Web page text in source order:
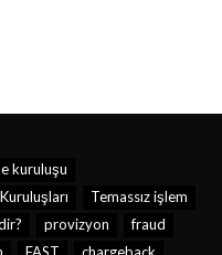
kuruluşu
Temassız işlem
provizyon
fraud